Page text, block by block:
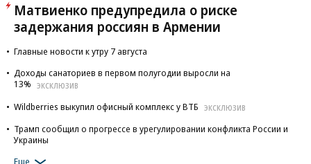
Матвиенко предупредила о риске
задержания россиян в Армении
Главные новости к утру 7 августа
Доходы санаториев в первом полугодии выросли на
13%
ЭКСКЛЮЗИВ
Wildberries выкупил офисный комплекс у ВТБ ЭКСКЛЮЗИВ
Трамп сообщил о прогрессе в урегулировании конфликта России и
Украины
Еще